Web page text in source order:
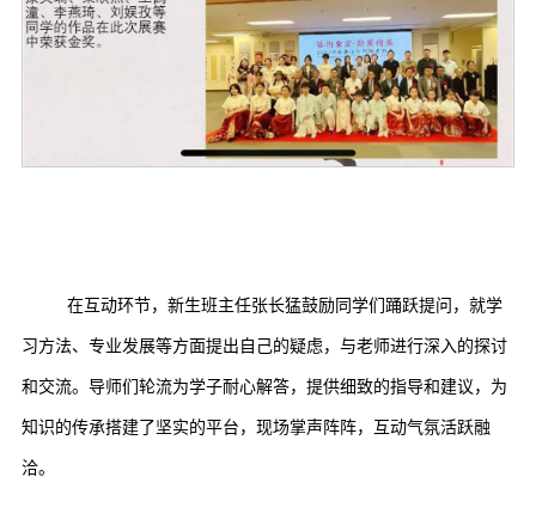
在互动环节，新生班主任张长猛鼓励同学们踊跃提问，就学
习方法、专业发展等方面提出自己的疑虑，与老师进行深入的探讨
和交流。导师们轮流为学子耐心解答，提供细致的指导和建议，为
知识的传承搭建了坚实的平台，现场掌声阵阵，互动气氛活跃融
洽。